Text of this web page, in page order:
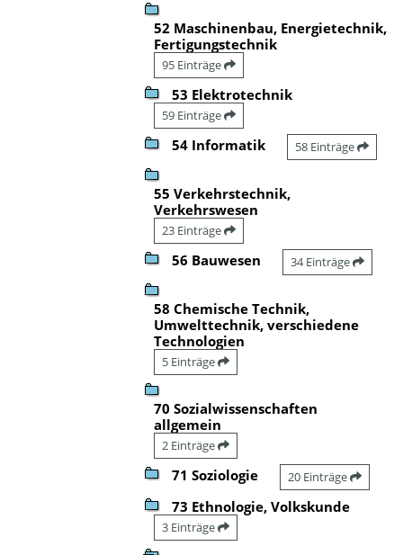
52 Maschinenbau, Energietechnik,
Fertigungstechnik
95 Einträge
53 Elektrotechnik
59 Einträge
54 Informatik 58 Einträge
55 Verkehrstechnik,
Verkehrswesen
23 Einträge
56 Bauwesen 34 Einträge
58 Chemische Technik,
Umwelttechnik, verschiedene
Technologien
5 Einträge
70 Sozialwissenschaften
allgemein
2 Einträge
71 Soziologie 20 Einträge
73 Ethnologie, Volkskunde
3 Einträge